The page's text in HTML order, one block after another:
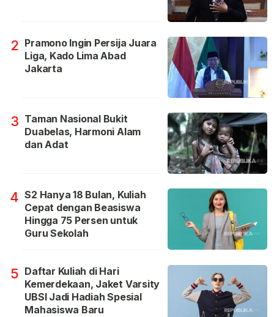
2 Pramono Ingin Persija Juara
Liga, Kado Lima Abad
Jakarta
3 Taman Nasional Bukit
Duabelas, Harmoni Alam
dan Adat
4 S2 Hanya 18 Bulan, Kuliah
Cepat dengan Beasiswa
Hingga 75 Persen untuk
Guru Sekolah
5 Daftar Kuliah di Hari
Kemerdekaan, Jaket Varsity
UBSI Jadi Hadiah Spesial
Mahasiswa Baru